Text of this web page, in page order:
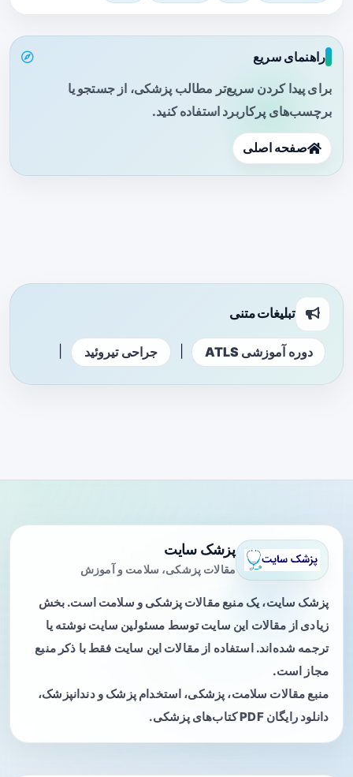
راهنمای سریع
برای پیدا کردن سریع‌تر مطالب پزشکی، از جستجو یا
برچسب‌های پرکاربرد استفاده کنید.
صفحه اصلی
تبلیغات متنی
دوره آموزشی ATLS جراحی تیروئید
پزشک سایت
مقالات پزشکی، سلامت و آموزش
پزشک سایت، یک منبع مقالات پزشکی و سلامت است. بخش
زیادی از مقالات این سایت توسط مسئولین سایت نوشته یا
ترجمه شده‌اند. استفاده از مقالات این سایت فقط با ذکر منبع
مجاز است.
منبع مقالات سلامت، پزشکی، استخدام پزشک و دندانپزشک،
دانلود رایگان PDF کتاب‌های پزشکی.